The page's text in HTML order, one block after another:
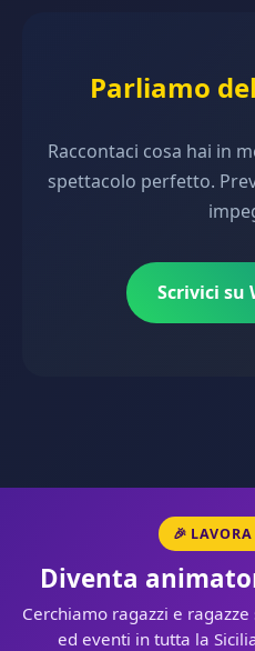
Parliamo
Raccontaci cosa hai in
spettacolo perfetto.
Scrivici su
🎉
Diventa
Cerchiamo ragazzi e
ed eventi in tutta la